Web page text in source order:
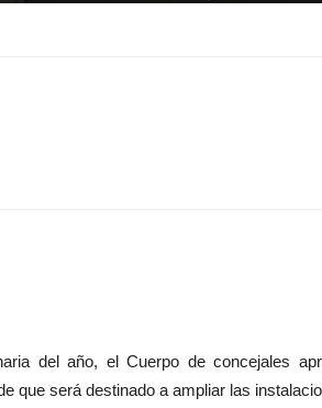
del año, el Cuerpo de concejales
que será destinado a ampliar las